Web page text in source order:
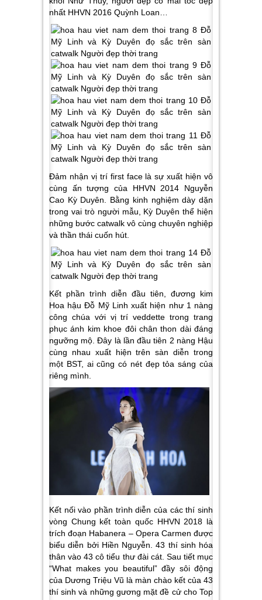
nhất HHVN 2016 Quỳnh Loan…
Đảm nhận vị trí first face là sự xuất hiện vô
cùng ấn tượng của HHVN 2014 Nguyễn
Cao Kỳ Duyên. Bằng kinh nghiệm dày dặn
trong vai trò người mẫu, Kỳ Duyên thể hiện
những bước catwalk vô cùng chuyên nghiệp
và thần thái cuốn hút.
Kết phần trình diễn đầu tiên, đương kim
Hoa hậu Đỗ Mỹ Linh xuất hiện như 1 nàng
công chúa với vị trí veddette trong trang
phục ánh kim khoe đôi chân thon dài đáng
ngưỡng mộ. Đây là lần đầu tiên 2 nàng Hậu
cùng nhau xuất hiện trên sàn diễn trong
một BST, ai cũng có nét đẹp tỏa sáng của
riêng mình.
Kết nối vào phần trình diễn của các thí sinh
vòng Chung kết toàn quốc HHVN 2018 là
trích đoạn Habanera – Opera Carmen được
biểu diễn bởi Hiền Nguyễn. 43 thí sinh hóa
thân vào 43 cô tiểu thư đài cát. Sau tiết mục
“What makes you beautiful” đầy sôi động
của Dương Triệu Vũ là màn chào kết của 43
thí sinh và những gương mặt đề cử cho Top